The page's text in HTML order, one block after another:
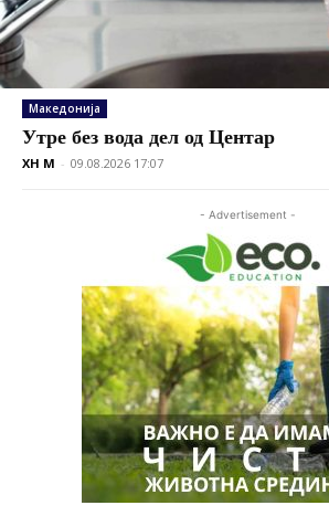
Македонија
Утре без вода дел од Центар
XH M - 09.08.2026 17:07
- Advertisement -